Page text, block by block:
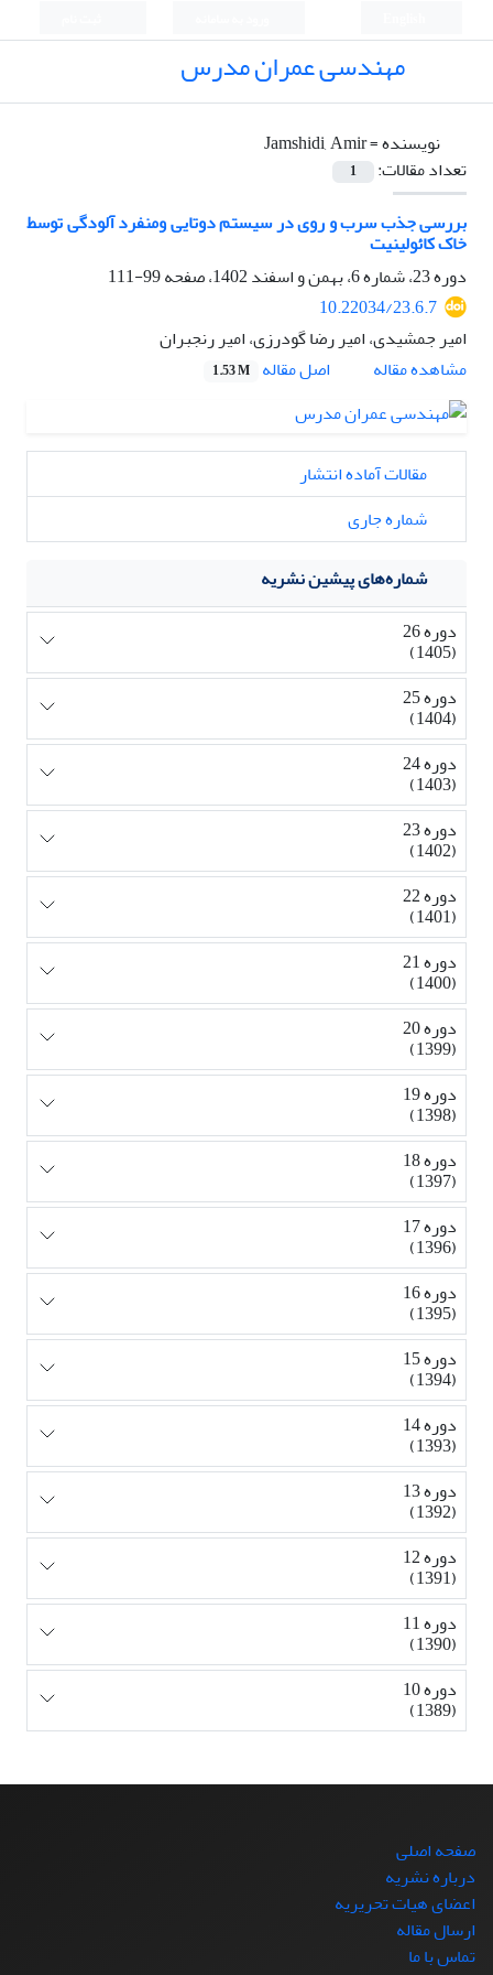
مهندسی عمران مدرس
نویسنده =Jamshidi, Amir
تعداد مقالات:
1
بررسی جذب سرب و روی در سیستم دوتایی ومنفرد آلودگی توسط
خاک کائولینیت
دوره 23، شماره 6، بهمن و اسفند 1402، صفحه
99-111
10.22034/23.6.7
امیر جمشیدی، امیر رضا گودرزی، امیر رنجبران
مشاهده مقاله
اصل مقاله 1.53 M
مقالات آماده انتشار
شماره جاری
شماره‌های پیشین نشریه
دوره 26
(1405)
دوره 25
(1404)
دوره 24
(1403)
دوره 23
(1402)
دوره 22
(1401)
دوره 21
(1400)
دوره 20
(1399)
دوره 19
(1398)
دوره 18
(1397)
دوره 17
(1396)
دوره 16
(1395)
دوره 15
(1394)
دوره 14
(1393)
دوره 13
(1392)
دوره 12
(1391)
دوره 11
(1390)
دوره 10
(1389)
صفحه اصلی
درباره نشریه
اعضای هیات تحریریه
ارسال مقاله
تماس با ما